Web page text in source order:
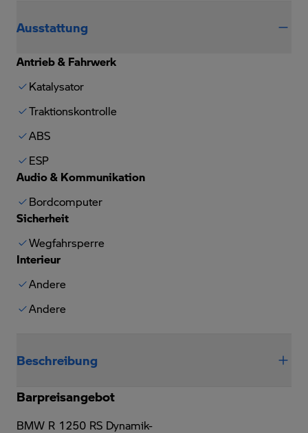
Ausstattung
Antrieb & Fahrwerk
Katalysator
Traktionskontrolle
ABS
ESP
Audio & Kommunikation
Bordcomputer
Sicherheit
Wegfahrsperre
Interieur
Andere
Andere
Beschreibung
Barpreisangebot
BMW R 1250 RS Dynamik-